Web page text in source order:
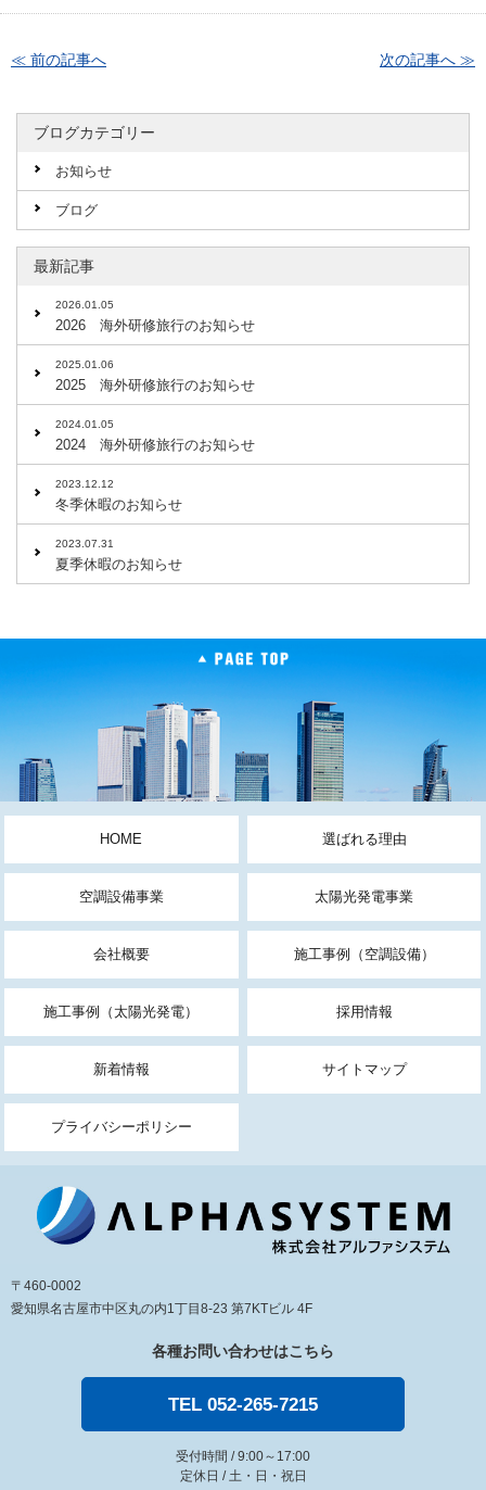
≪ 前の記事へ 次の記事へ ≫
ブログカテゴリー
お知らせ
ブログ
最新記事
2026.01.05
2026 海外研修旅行のお知らせ
2025.01.06
2025 海外研修旅行のお知らせ
2024.01.05
2024 海外研修旅行のお知らせ
2023.12.12
冬季休暇のお知らせ
2023.07.31
夏季休暇のお知らせ
HOME 選ばれる理由
空調設備事業 太陽光発電事業
会社概要 施工事例（空調設備）
施工事例（太陽光発電） 採用情報
新着情報 サイトマップ
プライバシーポリシー
〒460-0002
愛知県名古屋市中区丸の内1丁目8-23 第7KTビル 4F
各種お問い合わせはこちら
TEL 052-265-7215
受付時間 / 9:00～17:00
定休日 / 土・日・祝日